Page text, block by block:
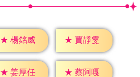
★ 楊銘威 ★ 賈靜雯
★ 姜厚任 ★ 蔡阿嘎